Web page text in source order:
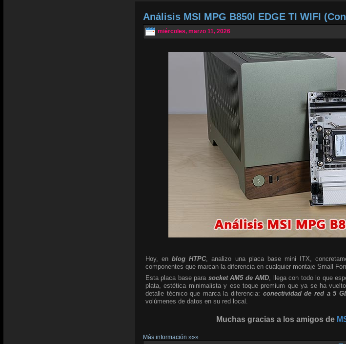
Análisis MSI MPG B850I EDGE TI WIFI
miércoles, marzo 11, 2026
Hoy, enblog HTPC, analizo una placa base mini ITX,
componentes que marcan la diferencia en cualquier montaje Small
Esta placa base para socket AM5 de AMD , llega con todo lo que
plata, estética minimalista y ese toque premium que ya se ha
detalle técnico que marca la diferencia: conectividad de red a 5
volúmenes de datos en su red local.
Muchas gracias a los amigos de
Más información »»»